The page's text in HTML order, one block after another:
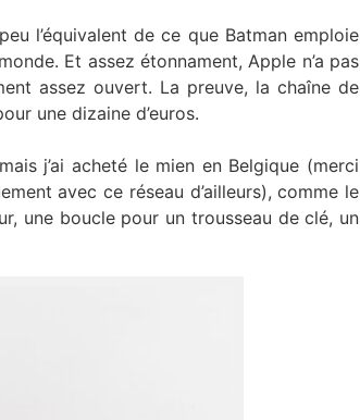
l’équivalent de ce que Batman emploie
Et assez étonnament, Apple n’a pas
assez ouvert. La preuve, la chaîne de
une dizaine d’euros.
j’ai acheté le mien en Belgique (merci
avec ce réseau d’ailleurs), comme le
une boucle pour un trousseau de clé, un